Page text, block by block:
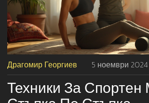
Драгомир Георгиев 5 ноември 2024
Техники За